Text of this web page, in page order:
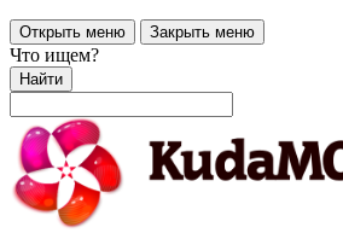
Открыть меню Закрыть меню
Что ищем?
Найти